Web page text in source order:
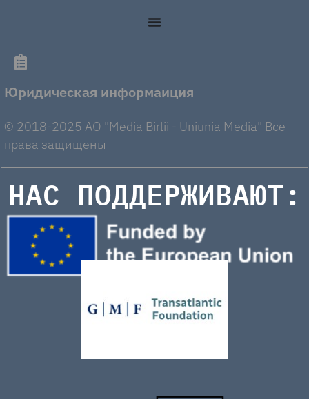
Юридическая информаиция
© 2018-2025 AO "Media Birlii - Uniunia Media" Все
права защищены
НАС ПОДДЕРЖИВАЮТ: